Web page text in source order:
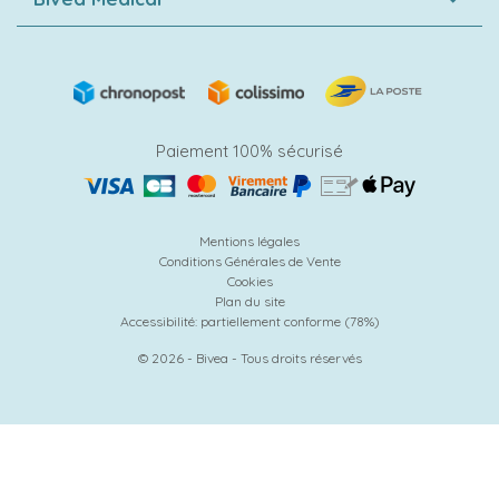
Paiement 100% sécurisé
Mentions légales
Conditions Générales de Vente
Cookies
Plan du site
Accessibilité: partiellement conforme (78%)
© 2026 - Bivea - Tous droits réservés